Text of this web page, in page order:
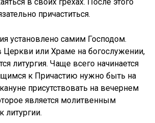
причаститься.
установлено самим Господом.
Церкви или Храме на богослужении,
литургия. Чаще всего начинается
к Причастию нужно быть на
присутствовать на вечернем
является молитвенным
литургии.